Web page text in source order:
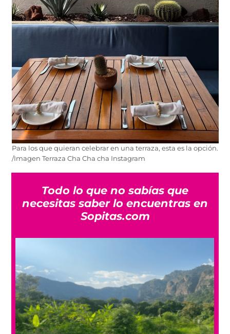
Para los que quieran celebrar en una terraza, esta es la opción.
/Imagen Terraza Cha Cha cha Instagram
Todo lo que no sabías que
necesitas saber lo encuentras en
Sopitas.com